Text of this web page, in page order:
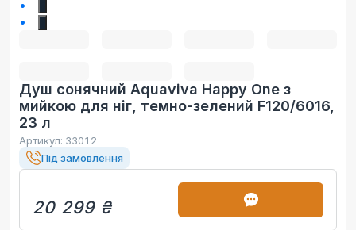
Душ сонячний Aquaviva Happy One з
мийкою для ніг, темно-зелений F120/6016,
23 л
Артикул: 33012
Під замовлення
20 299 ₴